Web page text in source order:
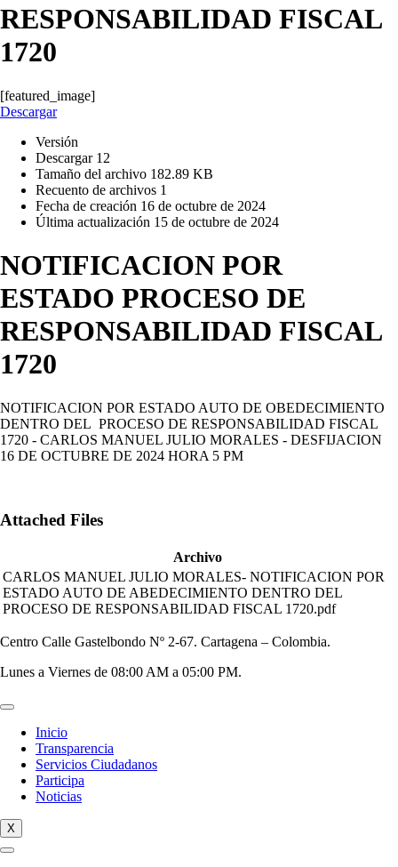
RESPONSABILIDAD FISCAL
1720
[featured_image]
Descargar
Versión
Descargar 12
Tamaño del archivo 182.89 KB
Recuento de archivos 1
Fecha de creación 16 de octubre de 2024
Última actualización 15 de octubre de 2024
NOTIFICACION POR
ESTADO PROCESO DE
RESPONSABILIDAD FISCAL
1720
NOTIFICACION POR ESTADO AUTO DE OBEDECIMIENTO
DENTRO DEL PROCESO DE RESPONSABILIDAD FISCAL
1720 - CARLOS MANUEL JULIO MORALES - DESFIJACION
16 DE OCTUBRE DE 2024 HORA 5 PM
Attached Files
Archivo
CARLOS MANUEL JULIO MORALES- NOTIFICACION POR
ESTADO AUTO DE ABEDECIMIENTO DENTRO DEL
PROCESO DE RESPONSABILIDAD FISCAL 1720.pdf
Centro Calle Gastelbondo Nº 2-67. Cartagena – Colombia.
Lunes a Viernes de 08:00 AM a 05:00 PM.
Inicio
Transparencia
Servicios Ciudadanos
Participa
Noticias
X